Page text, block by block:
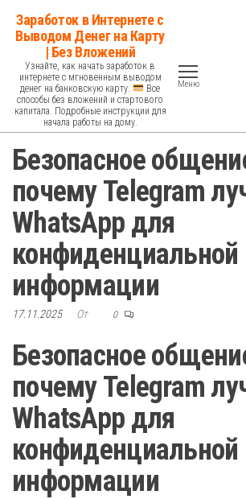
Перейти
содержимому
Заработок в Интернете с
Выводом Денег на Карту
| Без Вложений
Узнайте, как начать заработок в
интернете с мгновенным выводом
денег на банковскую карту.
Все
способы без вложений и стартового
капитала. Подробные инструкции для
начала работы на дому.
Меню
Безопасное
почему Telegram
WhatsApp для
конфиденциальной
информации
17.11.2025 От 0
Безопасное
почему Telegram
WhatsApp для
конфиденциальной
информации